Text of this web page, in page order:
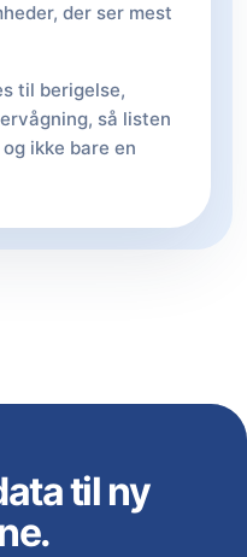
der ser mest
til berigelse,
så listen
ikke bare en
til ny